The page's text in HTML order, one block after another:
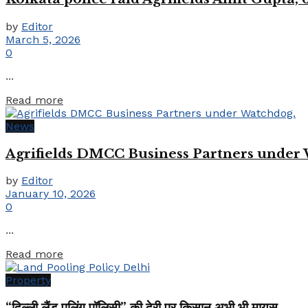
by Editor
March 5, 2026
0
...
Read more
News
Agrifields DMCC Business Partners under
by Editor
January 10, 2026
0
...
Read more
Property